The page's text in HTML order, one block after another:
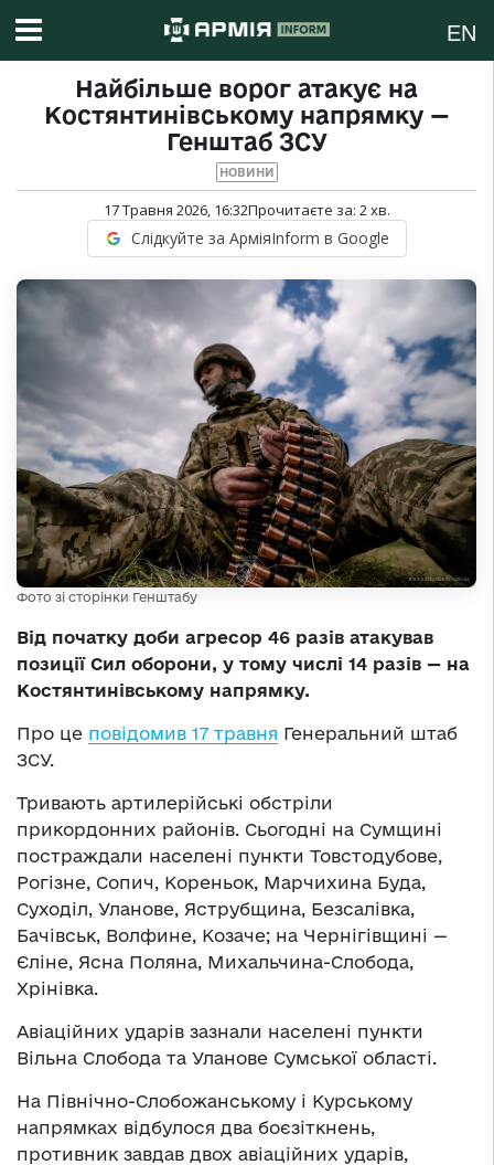
EN
Найбільше ворог атакує на
Костянтинівському напрямку —
Генштаб ЗСУ
НОВИНИ
17 Травня 2026, 16:32Прочитаєте за: 2хв.
Слідкуйте за АрміяInform в Google
Фото зі сторінки Генштабу
Від початку доби агресор 46 разів атакував
позиції Сил оборони, у тому числі 14 разів — на
Костянтинівському напрямку.
Про це повідомив 17 травня Генеральний штаб
ЗСУ.
Тривають артилерійські обстріли
прикордонних районів. Сьогодні на Сумщині
постраждали населені пункти Товстодубове,
Рогізне, Сопич, Кореньок, Марчихина Буда,
Суходіл, Уланове, Яструбщина, Безсалівка,
Бачівськ, Волфине, Козаче; на Чернігівщині —
Єліне, Ясна Поляна, Михальчина-Слобода,
Хрінівка.
Авіаційних ударів зазнали населені пункти
Вільна Слобода та Уланове Сумської області.
На Північно-Слобожанському і Курському
напрямках відбулося два боєзіткнень,
противник завдав двох авіаційних ударів,